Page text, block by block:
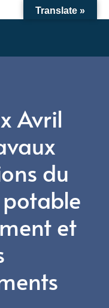
Avril
du
potable
et
Translate »